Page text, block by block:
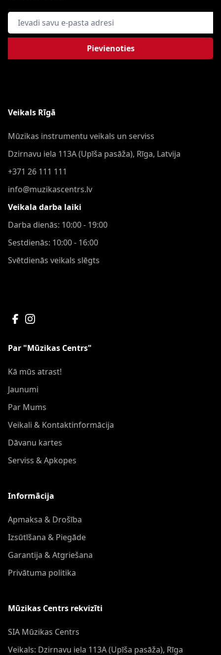
E-pasta adrese
Pievienoties
Veikals Rīgā
Mūzikas instrumentu veikals un serviss
Dzirnavu iela 113A (Upīša pasāža), Rīga, Latvija
+371 26 111 111
info@muzikascentrs.lv
Veikala darba laiki
Darba dienās: 10:00 - 19:00
Sestdienās: 10:00 - 16:00
Svētdienās veikals slēgts
Par "Mūzikas Centrs"
Kā mūs atrast!
Jaunumi
Par Mums
Veikali & Kontaktinformācija
Dāvanu kartes
Serviss & Apkopes
Informācija
Apmaksa & Drošība
Izsūtīšana & Piegāde
Garantija & Atgriešana
Privātuma politika
Mūzikas Centrs rekvizīti
SIA Mūzikas Centrs
Veikals: Dzirnavu iela 113A (Upīša pasāža), Rīga